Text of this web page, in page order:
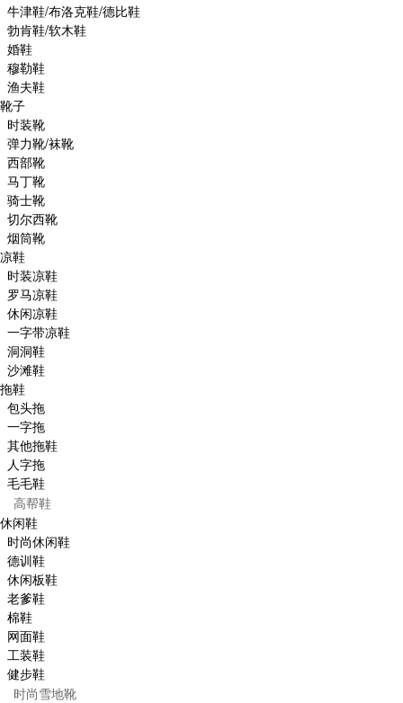
牛津鞋/布洛克鞋/德比鞋
勃肯鞋/软木鞋
婚鞋
穆勒鞋
渔夫鞋
靴子
时装靴
弹力靴/袜靴
西部靴
马丁靴
骑士靴
切尔西靴
烟筒靴
凉鞋
时装凉鞋
罗马凉鞋
休闲凉鞋
一字带凉鞋
洞洞鞋
沙滩鞋
拖鞋
包头拖
一字拖
其他拖鞋
人字拖
毛毛鞋
高帮鞋
休闲鞋
时尚休闲鞋
德训鞋
休闲板鞋
老爹鞋
棉鞋
网面鞋
工装鞋
健步鞋
时尚雪地靴